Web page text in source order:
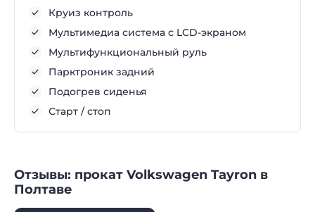
Круиз контроль
Мультимедиа система с LCD-экраном
Мультифункциональный руль
Парктроник задний
Подогрев сиденья
Старт / стоп
Отзывы: прокат Volkswagen Tayron в
Полтаве